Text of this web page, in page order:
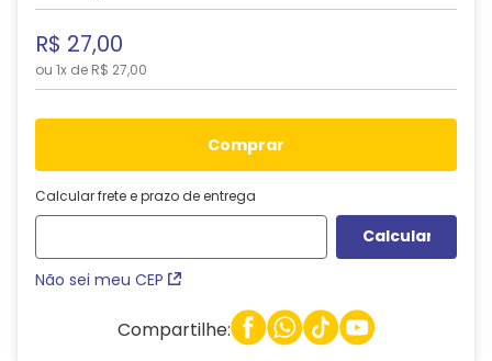
R$ 27,00
ou 1x de R$ 27,00
comprar
Calcular frete e prazo de entrega
Não sei meu CEP
Compartilhe: